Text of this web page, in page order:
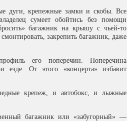
дуги, крепежные замки и скобы. Все
сумеет обойтись без помощи
багажник на крышу с чьей-то
закрепить багажник, даже
его поперечин. Поперечина
езде. От этого «концерта» избавит
крепеж, и автобокс, и лыжные
багажник или «забугорный» —